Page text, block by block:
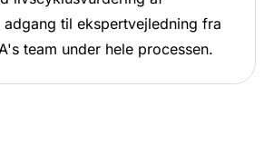
adgang til ekspertvejledning fra
team under hele processen.